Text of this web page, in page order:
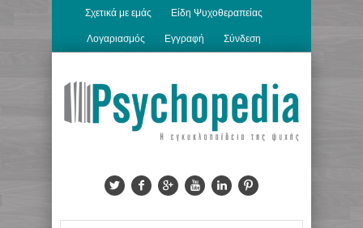
Σχετικά με εμάς Είδη Ψυχοθεραπείας
Λογαριασμός Εγγραφή Σύνδεση